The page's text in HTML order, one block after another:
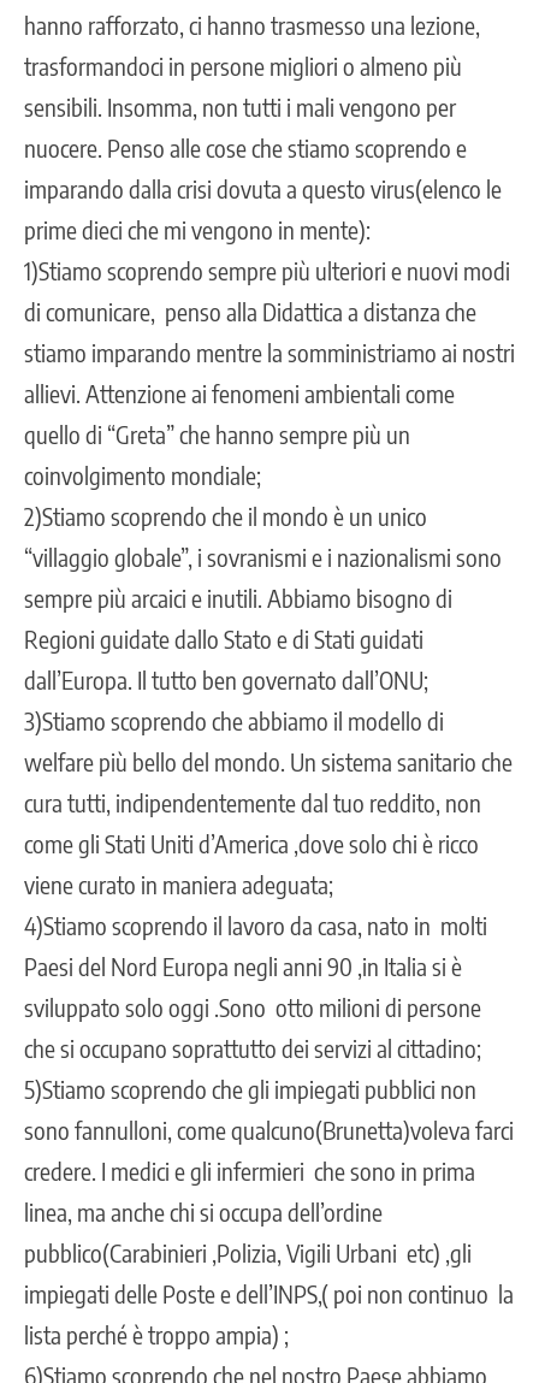
hanno rafforzato, ci hanno trasmesso una lezione,
trasformandoci in persone migliori o almeno più
sensibili. Insomma, non tutti i mali vengono per
nuocere. Penso alle cose che stiamo scoprendo e
imparando dalla crisi dovuta a questo virus(elenco le
prime dieci che mi vengono in mente):
1)Stiamo scoprendo sempre più ulteriori e nuovi modi
di comunicare, penso alla Didattica a distanza che
stiamo imparando mentre la somministriamo ai nostri
allievi. Attenzione ai fenomeni ambientali come
quello di “Greta” che hanno sempre più un
coinvolgimento mondiale;
2)Stiamo scoprendo che il mondo è un unico
“villaggio globale”, i sovranismi e i nazionalismi sono
sempre più arcaici e inutili. Abbiamo bisogno di
Regioni guidate dallo Stato e di Stati guidati
dall’Europa. Il tutto ben governato dall’ONU;
3)Stiamo scoprendo che abbiamo il modello di
welfare più bello del mondo. Un sistema sanitario che
cura tutti, indipendentemente dal tuo reddito, non
come gli Stati Uniti d’America ,dove solo chi è ricco
viene curato in maniera adeguata;
4)Stiamo scoprendo il lavoro da casa, nato in molti
Paesi del Nord Europa negli anni 90 ,in Italia si è
sviluppato solo oggi .Sono otto milioni di persone
che si occupano soprattutto dei servizi al cittadino;
5)Stiamo scoprendo che gli impiegati pubblici non
sono fannulloni, come qualcuno(Brunetta)voleva farci
credere. I medici e gli infermieri che sono in prima
linea, ma anche chi si occupa dell’ordine
pubblico(Carabinieri ,Polizia, Vigili Urbani etc) ,gli
impiegati delle Poste e dell’INPS,( poi non continuo la
lista perché è troppo ampia) ;
6)Stiamo scoprendo che nel nostro Paese abbiamo